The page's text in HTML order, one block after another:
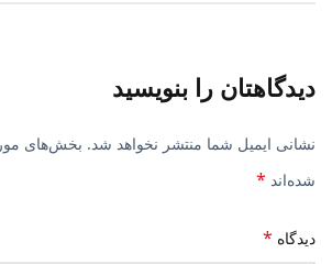
دیدگاهتان را بنویسید
نشانی ایمیل شما منتشر نخواهد شد. بخش‌های
شده‌اند *
دیدگاه *